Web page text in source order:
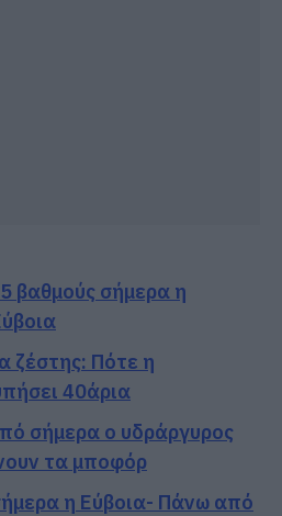
βαθμούς σήμερα η
ζέστης: Πότε η
40άρια
σήμερα ο υδράργυρος
τα μποφόρ
η Εύβοια- Πάνω από